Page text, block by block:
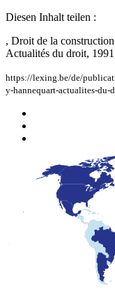
Diesen Inhalt teilen :
, Droit de la
Actualités du droit,
https://lexing.be/de/
y-hannequart-actualites-